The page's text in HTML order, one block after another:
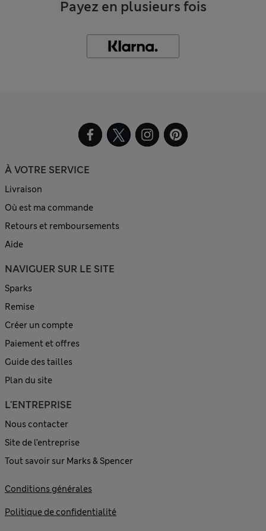
Payez en plusieurs fois
À VOTRE SERVICE
Livraison
Où est ma commande
Retours et remboursements
Aide
NAVIGUER SUR LE SITE
Sparks
Remise
Créer un compte
Paiement et offres
Guide des tailles
Plan du site
L'ENTREPRISE
Nous contacter
Site de l’entreprise
Tout savoir sur Marks & Spencer
Conditions générales
Politique de confidentialité